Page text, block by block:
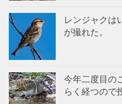
レンジャクは
が撮れた。
今年二度目の
らく経つので